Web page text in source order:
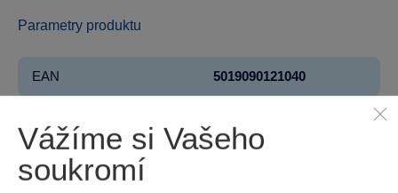
Parametry produktu
EAN 5019090121040
Značka Munchkin
Vážíme si Vašeho
soukromí